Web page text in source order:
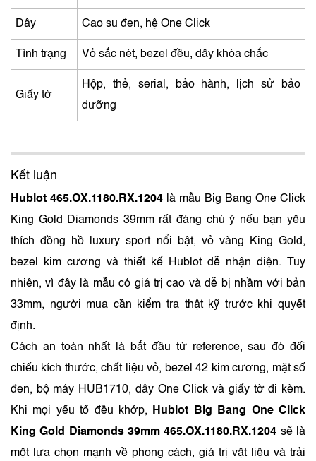
Dây Cao su đen, hệ One Click
Tình trạng Vỏ sắc nét, bezel đều, dây khóa chắc
Giấy tờ
Hộp, thẻ, serial, bảo hành, lịch sử bảo
dưỡng
Kết luận
Hublot 465.OX.1180.RX.1204 là mẫu Big Bang One Click
King Gold Diamonds 39mm rất đáng chú ý nếu bạn yêu
thích đồng hồ luxury sport nổi bật, vỏ vàng King Gold,
bezel kim cương và thiết kế Hublot dễ nhận diện. Tuy
nhiên, vì đây là mẫu có giá trị cao và dễ bị nhầm với bản
33mm, người mua cần kiểm tra thật kỹ trước khi quyết
định.
Cách an toàn nhất là bắt đầu từ reference, sau đó đối
chiếu kích thước, chất liệu vỏ, bezel 42 kim cương, mặt số
đen, bộ máy HUB1710, dây One Click và giấy tờ đi kèm.
Khi mọi yếu tố đều khớp, Hublot Big Bang One Click
King Gold Diamonds 39mm 465.OX.1180.RX.1204 sẽ là
một lựa chọn mạnh về phong cách, giá trị vật liệu và trải